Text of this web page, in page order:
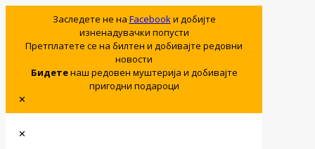
Заследете не на Facebookи добијте
изненадувачки попусти
Претплатете се на билтен и добивајте редовни
новости
Бидетенаш редовен муштерија и добивајте
пригодни подароци
✕
✕